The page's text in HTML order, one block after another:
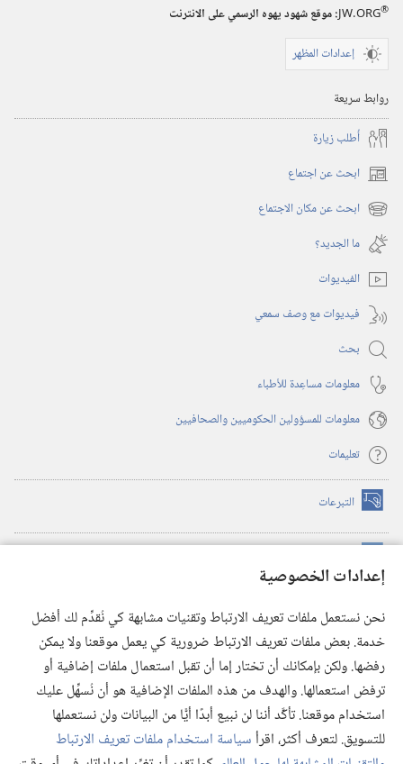
إعدادات الخصوصية
نحن نستعمل ملفات تعريف الارتباط وتقنيات مشابهة كي نُقدِّم لك أفضل
خدمة. بعض ملفات تعريف الارتباط ضرورية كي يعمل موقعنا ولا يمكن
رفضها. ولكن بإمكانك أن تختار إما أن تقبل استعمال ملفات إضافية أو
ترفض استعمالها. والهدف من هذه الملفات الإضافية هو أن نُسهِّل عليك
استخدام موقعنا. تأكَّد أننا لن نبيع أبدًا أيًّا من البيانات ولن نستعملها
للتسويق. لتعرف أكثر، اقرأسياسة استخدام ملفات تعريف الارتباط
JW.ORG®
:‏ موقع شهود يهوه الرسمي على الانترنت
إعدادات المظهر
روابط سريعة
أُطلب زيارة
ابحث عن اجتماع (يفتح
نافذة ابحث عن مكان الاجتماع (يفتح
نافذة
جديدة)
ما الجديد؟‏
الفيديوات
فيديوات مع وصف سمعي
بحث
معلومات مساعِدة للأطباء
معلومات للمسؤولين الحكوميين والصحافيين
تعليمات
التبرعات (يفتح
نافذة
(يفتح
نافذة
(يفتح
نافذة
جديدة) تطبيق ®
JW Library
مكتبة برج المراقبة